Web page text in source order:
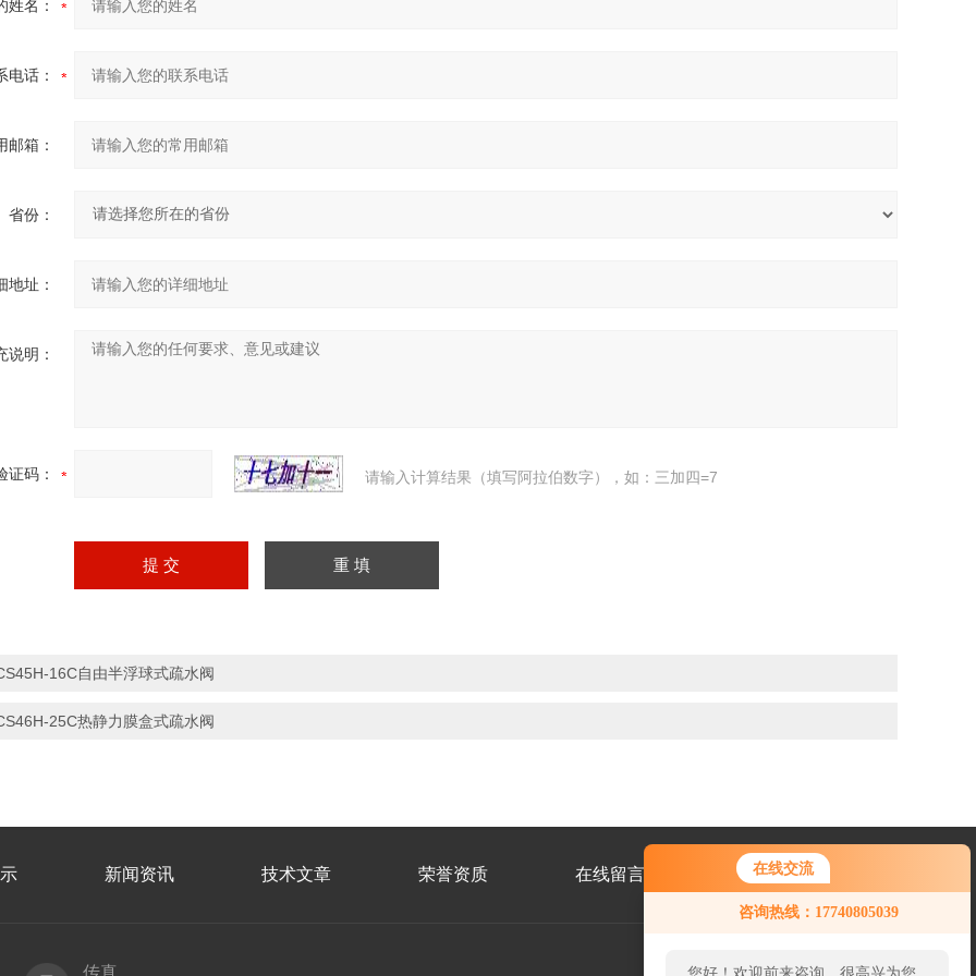
在线交流
咨询热线：17740805039
姓名：
电话：
邮箱：
省份：
地址：
说明：
证码： 请输入计算结果（填写阿拉伯数字），如：三加四=7
16C自由半浮球式疏水阀
25C热静力膜盒式疏水阀
新闻资讯 技术文章 荣誉资质 在线留言 联系我们
传真